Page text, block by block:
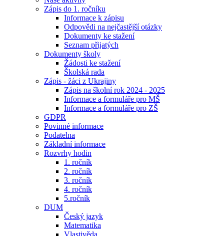
Zápis do 1. ročníku
Informace k zápisu
Odpovědi na nejčastější otázky
Dokumenty ke stažení
Seznam přijatých
Dokumenty školy
Žádosti ke stažení
Školská rada
Zápis - žáci z Ukrajiny
Zápis na školní rok 2024 - 2025
Informace a formuláře pro MŠ
Informace a formuláře pro ZŠ
GDPR
Povinné informace
Podatelna
Základní informace
Rozvrhy hodin
1. ročník
2. ročník
3. ročník
4. ročník
5.ročník
DUM
Český jazyk
Matematika
Vlastivěda